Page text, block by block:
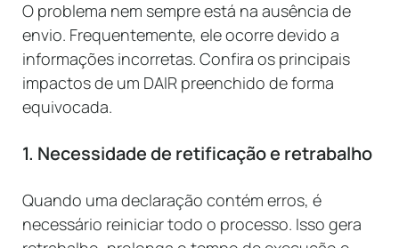
O problema nem sempre está na ausência de
envio. Frequentemente, ele ocorre devido a
informações incorretas. Confira os principais
impactos de um DAIR preenchido de forma
equivocada.
1. Necessidade de retificação e retrabalho
Quando uma declaração contém erros, é
necessário reiniciar todo o processo. Isso gera